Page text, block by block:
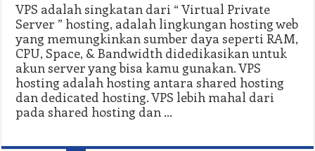
VPS adalah singkatan dari “ Virtual Private
Server ” hosting, adalah lingkungan hosting web
yang memungkinkan sumber daya seperti RAM,
CPU, Space, & Bandwidth didedikasikan untuk
akun server yang bisa kamu gunakan. VPS
hosting adalah hosting antara shared hosting
dan dedicated hosting. VPS lebih mahal dari
pada shared hosting dan …